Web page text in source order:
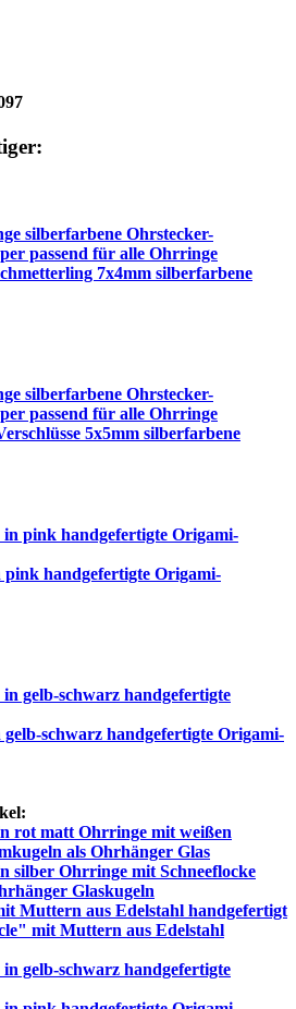
7x4mm silberfarbene
5x5mm silberfarbene
handgefertigte Origami-
schwarz handgefertigte Origami-